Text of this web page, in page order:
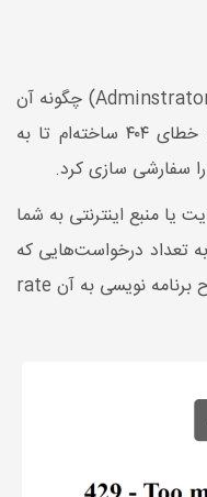
) چگونه آن
را سفارشی می‌کند. در زیر یک صفحه خطای ۴۰۴ ساخته‌ام تا به
سفارشی سازی کرد.
منبع اینترنتی به شما
تعداد درخواست‌هایی که
شما ارسال می‌کنید را ندارند. در اصطلاح برنامه نویسی به آن rate